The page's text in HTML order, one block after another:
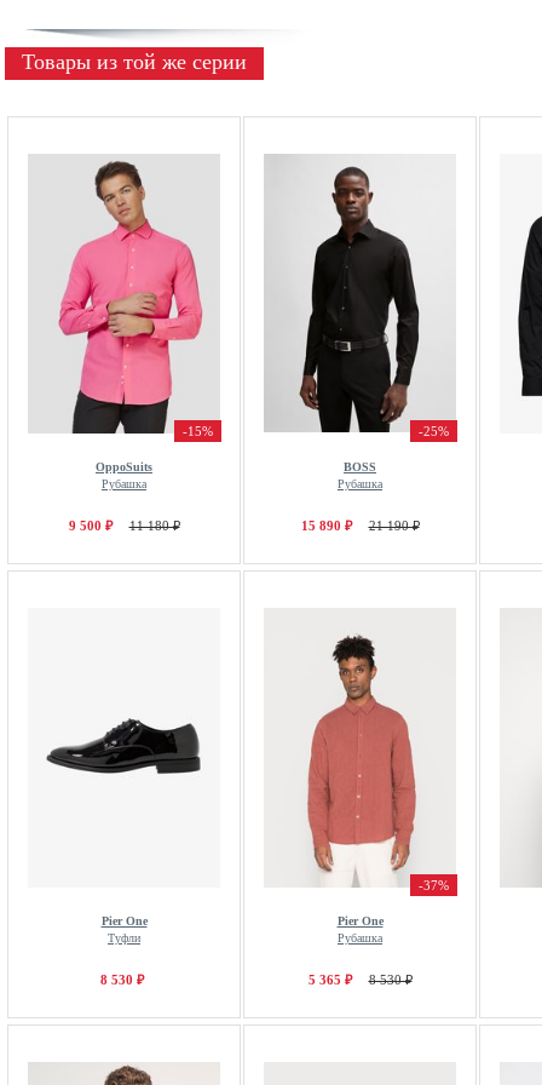
Товары из той же серии
-15%
OppoSuits
Рубашка
9 500 ₽ 11 180 ₽
-25%
BOSS
Рубашка
15 890 ₽ 21 190 ₽
Pier One
Туфли
8 530 ₽
-37%
Pier One
Рубашка
5 365 ₽ 8 530 ₽